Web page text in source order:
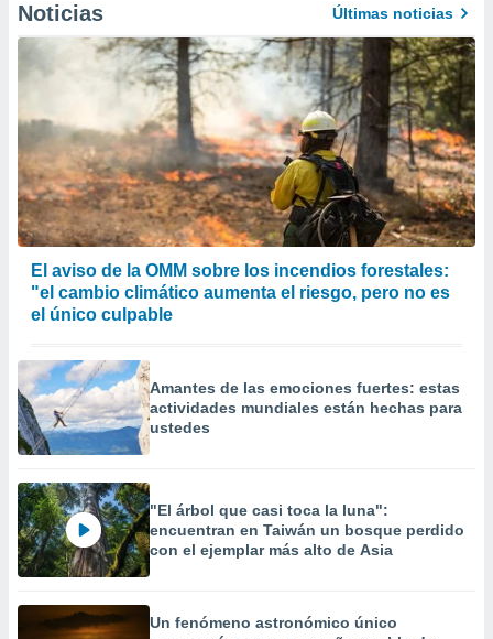
Noticias Últimas noticias
El aviso de la OMM sobre los incendios forestales:
"el cambio climático aumenta el riesgo, pero no es
el único culpable
Amantes de las emociones fuertes: estas
actividades mundiales están hechas para
ustedes
"El árbol que casi toca la luna":
encuentran en Taiwán un bosque perdido
con el ejemplar más alto de Asia
Un fenómeno astronómico único